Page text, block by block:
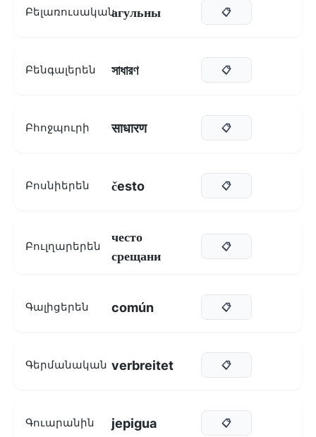
Բելառուսականагульны 📋
Բենգալերեն সাধারণ 📋
Բհոջպուրի साधारण 📋
Բոսնիերեն često 📋
Բուլղարերեն
често
срещани
📋
Գալիցերեն común 📋
Գերմանական verbreitet 📋
Գուարանին jepigua 📋